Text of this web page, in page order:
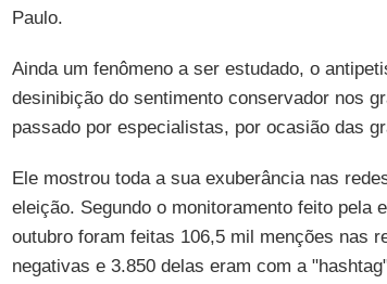
Paulo.
Ainda um fenômeno a ser estudado, o
desinibição do sentimento conservador nos
passado por especialistas, por ocasião das
Ele mostrou toda a sua exuberância nas
eleição. Segundo o monitoramento feito pela
outubro foram feitas 106,5 mil menções nas
negativas e 3.850 delas eram com a